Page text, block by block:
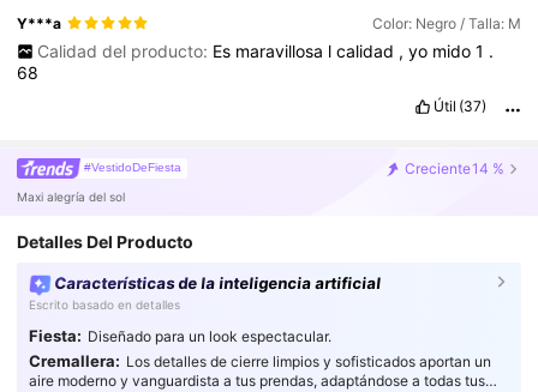
Y***a Color: Negro / Talla: M
Calidad del producto: Es maravillosa l calidad , yo mido 1 .
68
Útil (37)
#VestidoDeFiesta Creciente14 %
Maxi alegría del sol
Detalles Del Producto
Características de la inteligencia artificial
Escrito basado en detalles
Fiesta: Diseñado para un look espectacular.
Cremallera: Los detalles de cierre limpios y sofisticados aportan un
aire moderno y vanguardista a tus prendas, adaptándose a todas tus